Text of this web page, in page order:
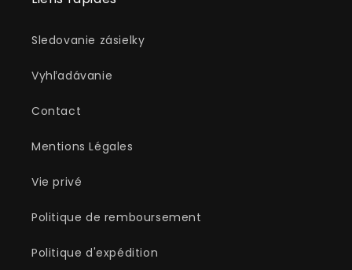
Sledovanie zásielky
Vyhľadávanie
Contact
Mentions Légales
Vie privé
Politique de remboursement
Politique d'expédition